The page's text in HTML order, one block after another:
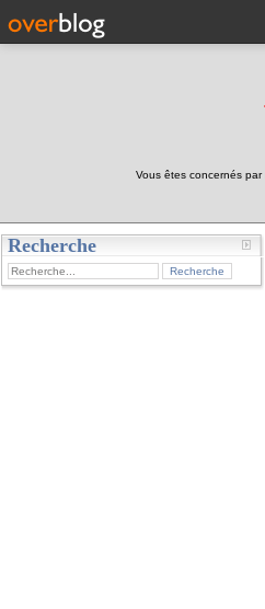
Vous êtes concernés
Recherche